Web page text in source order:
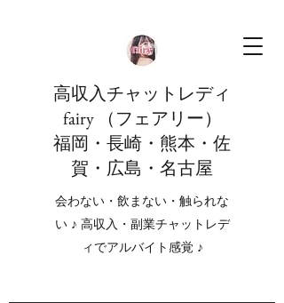
高収入チャットレディ
fairy （フェアリー）
福岡・長崎・熊本・佐
賀・広島・名古屋
会わない・飲まない・触られな
い ♪ 高収入・副業チャットレデ
ィでアルバイト感覚 ♪